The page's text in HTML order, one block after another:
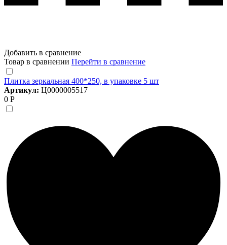
Добавить в сравнение
Товар в сравнении Перейти в сравнение
Плитка зеркальная 400*250, в упаковке 5 шт
Артикул: Ц0000005517
0 Р